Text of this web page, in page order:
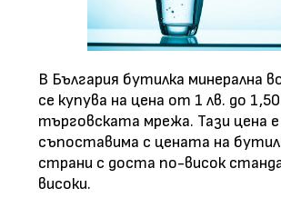
В България бутилка минерална
се купува на цена от 1 лв. до 1,50
търговската мрежа. Тази цена е
съпоставима с цената на
страни с доста по-висок
високи.